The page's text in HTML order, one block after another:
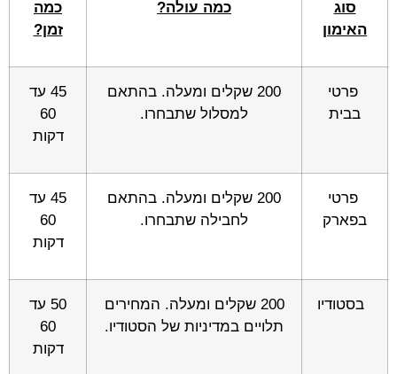
סוג
האימון
כמה עולה?
כמה
זמן?
פרטי
בבית
200 שקלים ומעלה. בהתאם
למסלול שתבחרו.
45 עד
60
דקות
פרטי
בפארק
200 שקלים ומעלה. בהתאם
לחבילה שתבחרו.
45 עד
60
דקות
בסטודיו
200 שקלים ומעלה. המחירים
תלויים במדיניות של הסטודיו.
50 עד
60
דקות